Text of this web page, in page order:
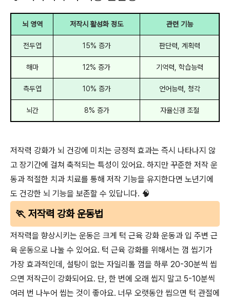
뇌 영역 저작시 활성화 정도 관련 기능
전두엽 15% 증가 판단력, 계획력
해마 12% 증가 기억력, 학습능력
측두엽 10% 증가 언어능력, 청각
뇌간 8% 증가 자율신경 조절
저작력 강화가 뇌 건강에 미치는 긍정적 효과는 즉시 나타나지 않
고 장기간에 걸쳐 축적되는 특성이 있어요. 하지만 꾸준한 저작 운
동과 적절한 치과 치료를 통해 저작 기능을 유지한다면 노년기에
도 건강한 뇌 기능을 보존할 수 있답니다. 🧠
🏃 저작력 강화 운동법
저작력을 향상시키는 운동은 크게 턱 근육 강화 운동과 입 주변 근
육 운동으로 나눌 수 있어요. 턱 근육 강화를 위해서는 껌 씹기가
가장 효과적인데, 설탕이 없는 자일리톨 껌을 하루 20-30분씩 씹
으면 저작근이 강화되어요. 단, 한 번에 오래 씹지 말고 5-10분씩
여러 번 나누어 씹는 것이 좋아요. 너무 오랫동안 씹으면 턱 관절에